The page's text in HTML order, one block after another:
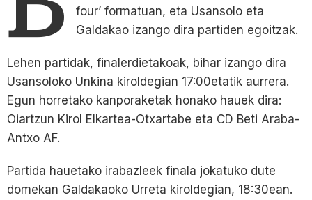
four’ formatuan, eta Usansolo eta
Galdakao izango dira partiden egoitzak.
Lehen partidak, finalerdietakoak, bihar izango dira
Usansoloko Unkina kiroldegian 17:00etatik aurrera.
Egun horretako kanporaketak honako hauek dira:
Oiartzun Kirol Elkartea-Otxartabe eta CD Beti Araba-
Antxo AF.
Partida hauetako irabazleek finala jokatuko dute
domekan Galdakaoko Urreta kiroldegian, 18:30ean.